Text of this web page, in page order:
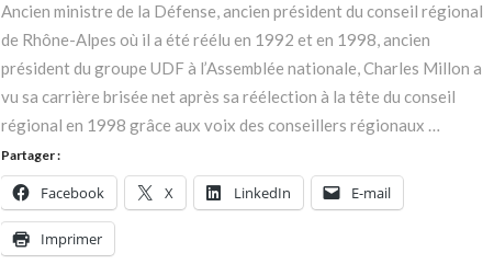
le
courage
de
dire
:
« Ça
suffit
! »
Ancien ministre de la Défense, ancien président du conseil régional
de Rhône-Alpes où il a été réélu en 1992 et en 1998, ancien
président du groupe UDF à l’Assemblée nationale, Charles Millon a
vu sa carrière brisée net après sa réélection à la tête du conseil
régional en 1998 grâce aux voix des conseillers régionaux …
Partager :
Facebook X LinkedIn E-mail
Imprimer